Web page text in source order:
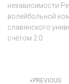
независимости
волейбольной
славянского
счётом 2:0.
PREVIOUS